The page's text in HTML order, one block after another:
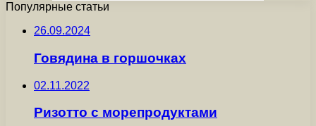
Популярные статьи
26.09.2024
Говядина в горшочках
02.11.2022
Ризотто с морепродуктами